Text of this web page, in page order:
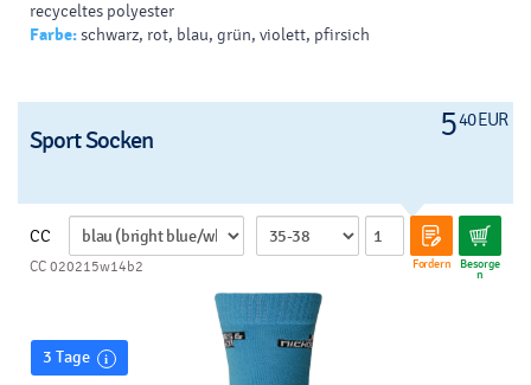
recyceltes polyester
Farbe:schwarz, rot, blau, grün, violett, pfirsich
540 EUR
Sport Socken
CC
Fordern Besorge
n
CC 020215w14b2
3 Tage